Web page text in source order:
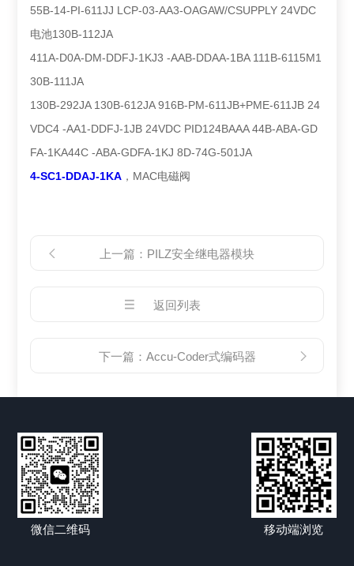
55B-14-PI-611JJ LCP-03-AA3-OAGAW/CSUPPLY 24VDC
电池130B-112JA
411A-D0A-DM-DDFJ-1KJ3 -AAB-DDAA-1BA 111B-6115M1
30B-111JA
130B-292JA 130B-612JA 916B-PM-611JB+PME-611JB 24
VDC4 -AA1-DDFJ-1JB 24VDC PID124BAAA 44B-ABA-GD
FA-1KA44C -ABA-GDFA-1KJ 8D-74G-501JA
4-SC1-DDAJ-1KA ，MAC电磁阀
上一篇： PILZ安全继电器模块
返回列表
下一篇： Accu-Coder式编码器
微信二维码 移动端浏览